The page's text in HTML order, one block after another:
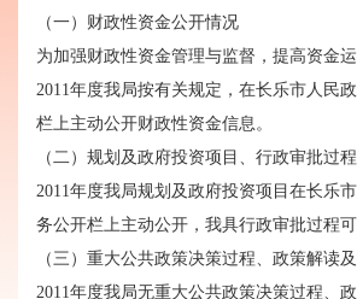
（一）财政性资金公开情况
为加强财政性资金管理与监督，提高资金
2011年度我局按有关规定，在长乐市人民
栏上主动公开财政性资金信息。
（二）规划及政府投资项目、行政审批过
2011年度我局规划及政府投资项目在长乐
务公开栏上主动公开，我具行政审批过程可
（三）重大公共政策决策过程、政策解读
2011年度我局无重大公共政策决策过程、